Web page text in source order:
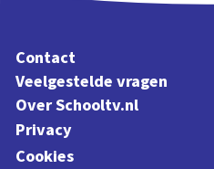
Contact
Veelgestelde vragen
Over Schooltv.nl
Privacy
Cookies